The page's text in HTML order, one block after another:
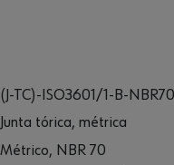
(J-TC)-ISO3601/1-B-
Junta tórica, métrica
Métrico, NBR 70